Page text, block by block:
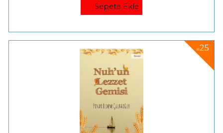
Sepete Ekle
%25